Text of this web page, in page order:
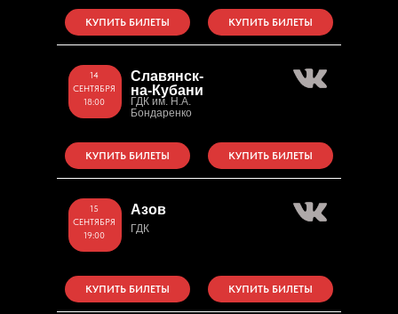
КУПИТЬ БИЛЕТЫ
КУПИТЬ БИЛЕТЫ
КУПИТЬ БИЛЕТЫ
КУПИТЬ БИЛЕТЫ
ГДК им. Н.А.
Бондаренко
Славянск-
на-Кубани
14
СЕНТЯБРЯ
18:00
КУПИТЬ БИЛЕТЫ
КУПИТЬ БИЛЕТЫ
ГДК
Азов
15
СЕНТЯБРЯ
19:00